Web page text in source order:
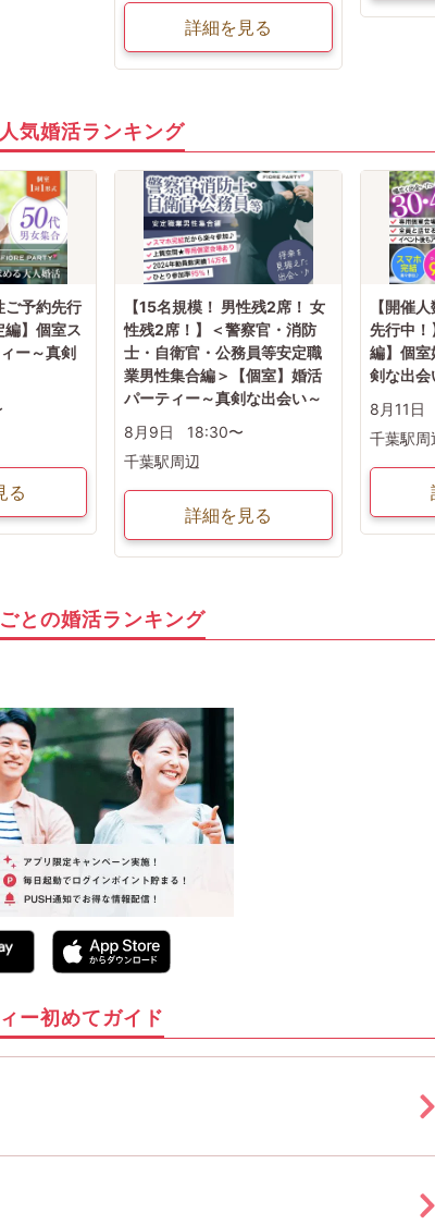
詳細を見る
気婚活ランキング
ご予約先行
】個室ス
ー～真剣
る
【15名規模！ 男性残2席！ 女
性残2席！】＜警察官・消防
士・自衛官・公務員等安定職
業男性集合編＞【個室】婚活
パーティー～真剣な出会い～
8月9日
18:30〜
千葉駅周辺
詳細を見る
【開催
先行中
編】個室
剣な出会
8月11日
千葉駅周
との婚活ランキング
ー初めてガイド